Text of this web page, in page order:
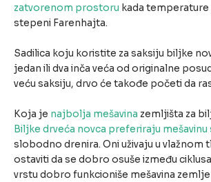
zatvorenom prostoru kada
stepeni Farenhajta.
Sadilica koju koristite za saksiju biljke
jedan ili dva inča veća od originalne
veću saksiju, drvo će takođe početi da
Koja je najbolja mešavina zemljišta za
Biljke drveća novca preferiraju
slobodno drenira. Oni uživaju u vlažnom
ostaviti da se dobro osuše između
vrstu dobro funkcioniše mešavina